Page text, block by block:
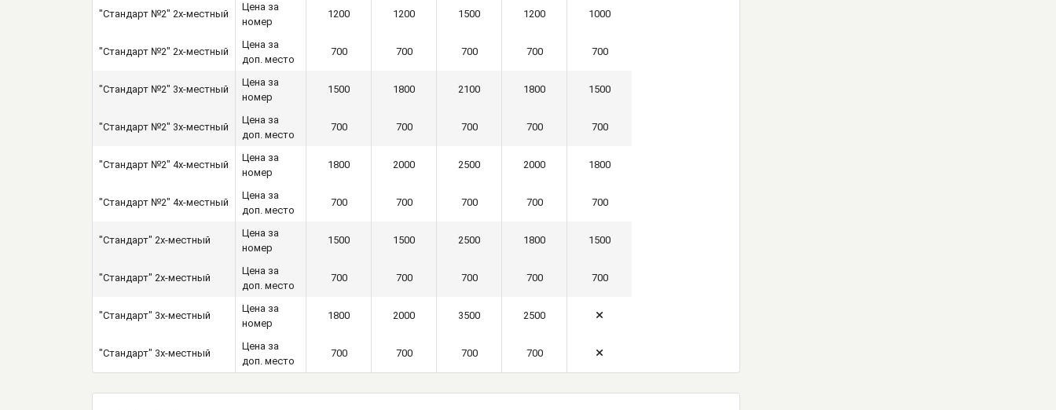
"Стандарт №2" 2х-местный
Цена за
номер
1200 1200 1500 1200 1000
"Стандарт №2" 2х-местный
Цена за
доп. место
700 700 700 700 700
"Стандарт №2" 3х-местный
Цена за
номер
1500 1800 2100 1800 1500
"Стандарт №2" 3х-местный
Цена за
доп. место
700 700 700 700 700
"Стандарт №2" 4х-местный
Цена за
номер
1800 2000 2500 2000 1800
"Стандарт №2" 4х-местный
Цена за
доп. место
700 700 700 700 700
"Стандарт" 2х-местный
Цена за
номер
1500 1500 2500 1800 1500
"Стандарт" 2х-местный
Цена за
доп. место
700 700 700 700 700
"Стандарт" 3х-местный
Цена за
номер
1800 2000 3500 2500
"Стандарт" 3х-местный
Цена за
доп. место
700 700 700 700